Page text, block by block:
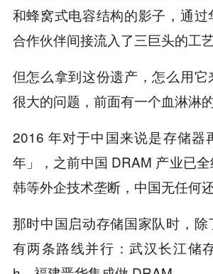
和蜂窝式电容结构的影子，通
合作伙伴间接流入了三巨头的工艺
但怎么拿到这份遗产，怎么用
很大的问题，前面有一个血淋淋的
2016 年对于中国来说是存储器
年」，之前中国 DRAM 产业已
韩等外企技术垄断，中国无任何还
那时中国启动存储国家队时，
有两条路线并行：武汉长江储